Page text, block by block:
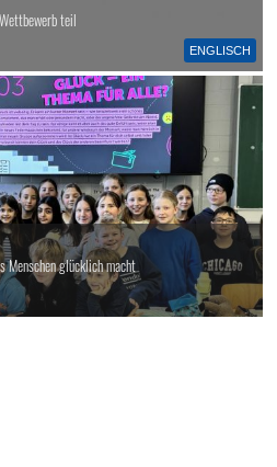
ENGLISCH
teil
Menschen glücklich macht